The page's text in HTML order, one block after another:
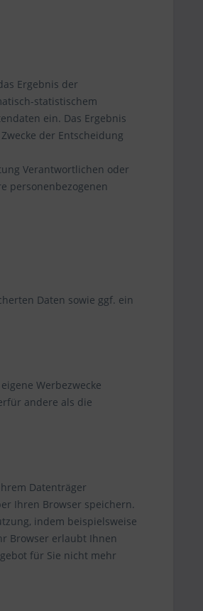
Ergebnis der
statistischem
ein. Das Ergebnis
der Entscheidung
Verantwortlichen oder
personenbezogenen
Daten sowie ggf. ein
Werbezwecke
andere als die
Datenträger
Ihren Browser speichern.
indem beispielsweise
Browser erlaubt Ihnen
für Sie nicht mehr